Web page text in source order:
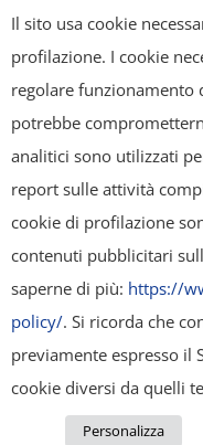
- Tutti i
grafica ed il layout) sono
Sicilia" e tutelati dal
pubblicarli, riscriverli,
parte. Tutti i documenti
per il download, sono da
Possono essere
forma (testi, immagini,
"Distretto Produttivo
violazione sarà
Il sito usa cookie
profilazione. I cookie
regolare funzionamento
potrebbe
analitici sono utilizzati
report sulle attività
cookie di profilazione
contenuti pubblicitari
saperne di più: https://
policy/. Si ricorda che
previamente espresso il
cookie diversi da quelli
Personalizza